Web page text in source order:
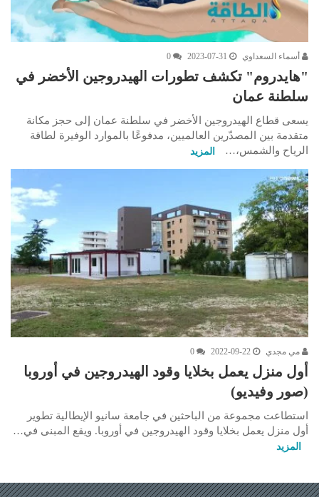
أسماء السعداوي 2023-07-31
0
"هايدروم" تكشف تطورات الهيدروجين الأخضر في
سلطنة عمان
يسعى قطاع الهيدروجين الأخضر في سلطنة عمان إلى حجز مكانة
متقدمة بين المصدّرين العالميين، مدفوعًا بالموارد الوفيرة لطاقة
الرياح والشمس،…
المزيد
مي مجدي 2022-09-22
0
أول منزل يعمل بخلايا وقود الهيدروجين في أوروبا
(صور وفيديو)
استطاعت مجموعة من الباحثين في جامعة سانيو الإيطالية تطوير
أول منزل يعمل بخلايا وقود الهيدروجين في أوروبا. ويقع المبنى في…
المزيد